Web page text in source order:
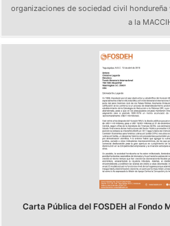
organizaciones de sociedad civil hondureña
a la
Carta Pública del FOSDEH al Fondo